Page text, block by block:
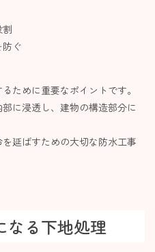
割
防ぐ
ために重要なポイントです。
に浸透し、建物の構造部分に
延ばすための大切な防水工事
なる下地処理